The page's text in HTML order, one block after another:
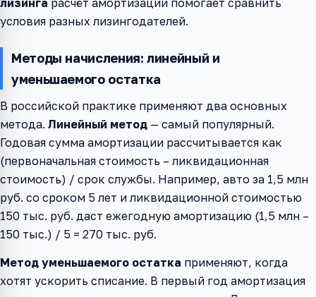
лизинга расчёт амортизации помогает сравнить
условия разных лизингодателей.
Методы начисления: линейный и
уменьшаемого остатка
В российской практике применяют два основных
метода. Линейный метод — самый популярный.
Годовая сумма амортизации рассчитывается как
(первоначальная стоимость – ликвидационная
стоимость) / срок службы. Например, авто за 1,5 млн
руб. со сроком 5 лет и ликвидационной стоимостью
150 тыс. руб. даст ежегодную амортизацию (1,5 млн –
150 тыс.) / 5 = 270 тыс. руб.
Метод уменьшаемого остатка применяют, когда
хотят ускорить списание. В первый год амортизация